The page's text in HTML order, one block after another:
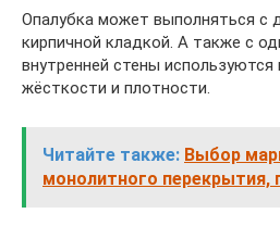
Опалубка может выполняться с
кирпичной кладкой. А также с
внутренней стены
жёсткости и плотности.
Читайте также: Выбор
монолитного перекрытия,